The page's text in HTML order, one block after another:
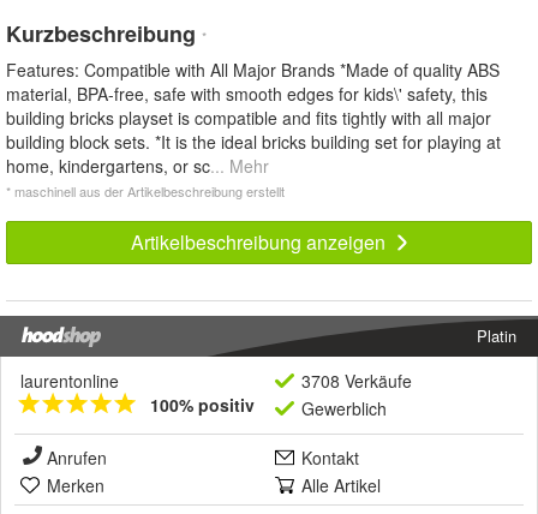
Kurzbeschreibung *
Features: Compatible with All Major Brands *Made of quality ABS
material, BPA-free, safe with smooth edges for kids\' safety, this
building bricks playset is compatible and fits tightly with all major
building block sets. *It is the ideal bricks building set for playing at
home, kindergartens, or sc... Mehr
* maschinell aus der Artikelbeschreibung erstellt
Artikelbeschreibung anzeigen
Platin
laurentonline
100% positiv
3708 Verkäufe
Gewerblich
Anrufen
Kontakt
Merken
Alle Artikel